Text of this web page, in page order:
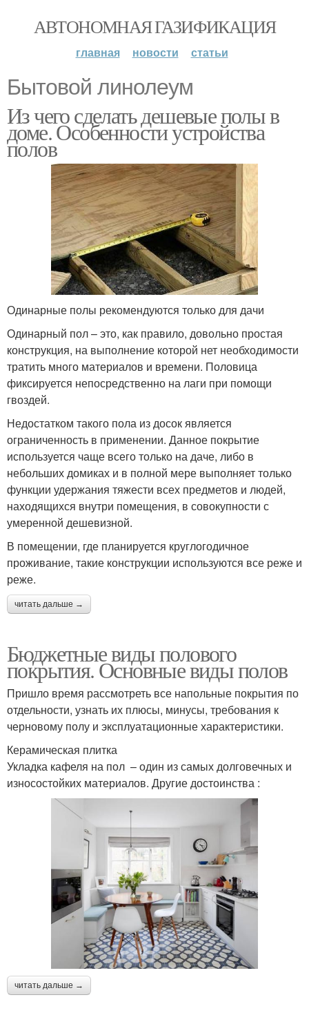
АВТОНОМНАЯ ГАЗИФИКАЦИЯ
главная новости статьи
Бытовой линолеум
Из чего сделать дешевые полы в
доме. Особенности устройства
полов
Одинарные полы рекомендуются только для дачи
Одинарный пол – это, как правило, довольно простая
конструкция, на выполнение которой нет необходимости
тратить много материалов и времени. Половица
фиксируется непосредственно на лаги при помощи
гвоздей.
Недостатком такого пола из досок является
ограниченность в применении. Данное покрытие
используется чаще всего только на даче, либо в
небольших домиках и в полной мере выполняет только
функции удержания тяжести всех предметов и людей,
находящихся внутри помещения, в совокупности с
умеренной дешевизной.
В помещении, где планируется круглогодичное
проживание, такие конструкции используются все реже и
реже.
читать дальше →
Бюджетные виды полового
покрытия. Основные виды полов
Пришло время рассмотреть все напольные покрытия по
отдельности, узнать их плюсы, минусы, требования к
черновому полу и эксплуатационные характеристики.
Керамическая плитка
Укладка кафеля на пол – один из самых долговечных и
износостойких материалов. Другие достоинства :
читать дальше →